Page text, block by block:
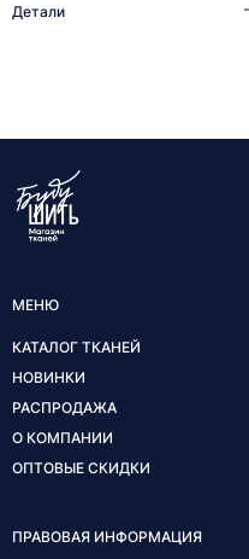
Детали
МЕНЮ
КАТАЛОГ ТКАНЕЙ
НОВИНКИ
РАСПРОДАЖА
О КОМПАНИИ
ОПТОВЫЕ СКИДКИ
ПРАВОВАЯ ИНФОРМАЦИЯ